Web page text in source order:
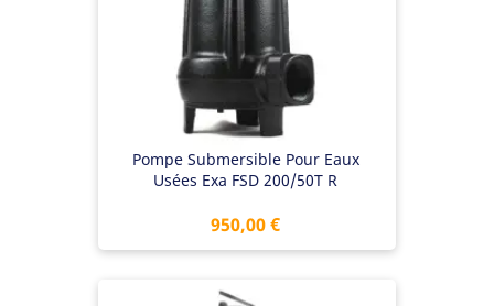
Pompe Submersible Pour Eaux
Usées Exa FSD 200/50T R
Prix
950,00 €